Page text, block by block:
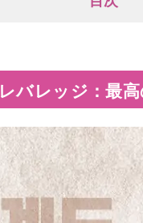
バレッジ：最